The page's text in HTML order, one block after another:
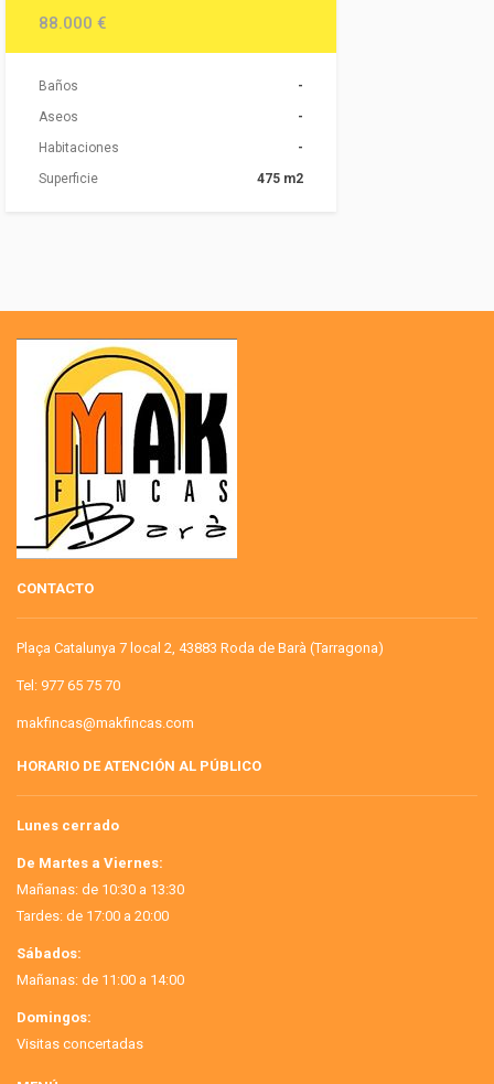
88.000 €
Baños
-
Aseos
-
Habitaciones
-
Superficie
475 m2
CONTACTO
Plaça Catalunya 7 local 2, 43883 Roda de Barà (Tarragona)
Tel: 977 65 75 70
makfincas@makfincas.com
HORARIO DE ATENCIÓN AL PÚBLICO
Lunes cerrado
De Martes a Viernes:
Mañanas: de 10:30 a 13:30
Tardes: de 17:00 a 20:00
Sábados:
Mañanas: de 11:00 a 14:00
Domingos:
Visitas concertadas